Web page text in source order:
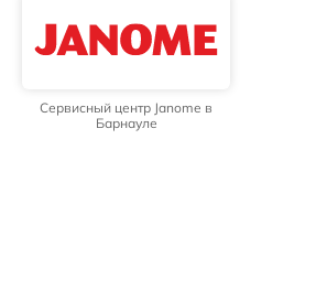
Сервисный центр Janome в
Барнауле